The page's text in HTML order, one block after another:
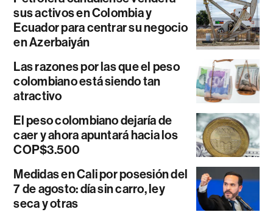
sus activos en Colombia y
Ecuador para centrar su negocio
en Azerbaiyán
Las razones por las que el peso
colombiano está siendo tan
atractivo
El peso colombiano dejaría de
caer y ahora apuntará hacia los
COP$3.500
Medidas en Cali por posesión del
7 de agosto: día sin carro, ley
seca y otras